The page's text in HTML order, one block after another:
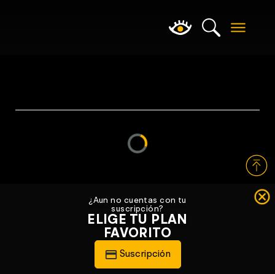
¿Aun no cuentas con tu
suscripción?
ELIGE TU PLAN
FAVORITO
Suscripción